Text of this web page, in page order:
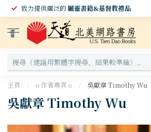
致力提供廣泛的屬靈書籍&基督教禮品
選
單
主頁 / o 作者專頁 o / 吳獻章 Timothy Wu
吳獻章 Timothy Wu